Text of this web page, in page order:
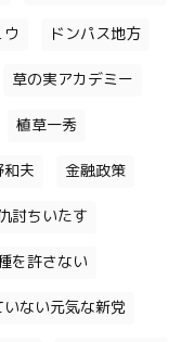
ドンパス地方
草の実アカデミー
植草一秀
和夫 金融政策
討ちいたす
を許さない
ない元気な新党